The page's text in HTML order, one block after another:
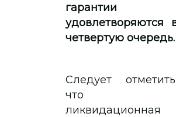
гарантии
удовлетворяются
четвертую очередь.
Следует
что
ликвидационная